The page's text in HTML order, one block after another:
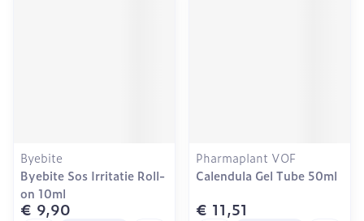
Byebite
Byebite Sos Irritatie Roll-
on 10ml
€ 9,90
Pharmaplant VOF
Calendula Gel Tube 50ml
€ 11,51